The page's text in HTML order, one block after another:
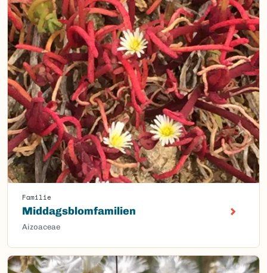
Familie
Middagsblomfamilien
Aizoaceae